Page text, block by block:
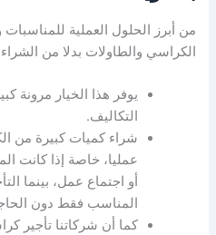
من أبرز الحلول العملية
الكراسي والطاولات بدلا من
يوفر هذا الخيار مرونة
التكاليف.
شراء كميات كبيرة من
عمليا، خاصة إذا كانت
أو اجتماع عمل، بينما
المناسب فقط دون
كما أن شركاتنا تأجير